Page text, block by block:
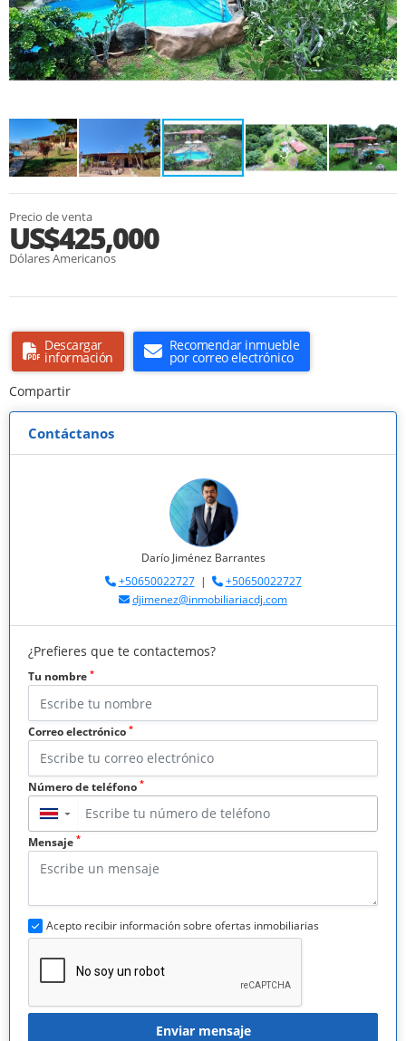
Precio de venta
US$425,000
Dólares Americanos
Descargar
información
Recomendar inmueble
por correo electrónico
Compartir
Contáctanos
Darío Jiménez Barrantes
+50650022727|
+50650022727
djimenez@inmobiliariacdj.com
¿Prefieres que te contactemos?
Tu nombre *
Correo electrónico *
Número de teléfono *
▼
Mensaje *
Acepto recibir información sobre ofertas inmobiliarias
Enviar mensaje